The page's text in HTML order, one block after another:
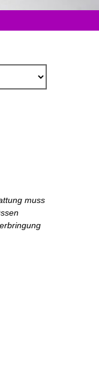
muss